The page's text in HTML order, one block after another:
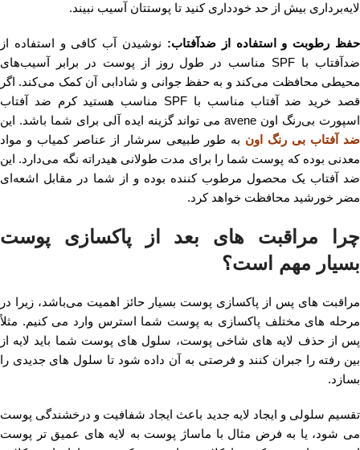
لایه‌برداری بیش از حد خودداری کنید تا پوستتان آسیب نبیند.
حفظ رطوبت و استفاده از ضدآفتاب: نوشیدن آب کافی و استفاده از
ضدآفتاب با SPF مناسب در طول روز از پوست در برابر آسیب‌های
محیطی محافظت می‌کند و به حفظ جوانی و شادابی آن کمک می‌کند. اگر
قصد خرید ضد آفتاب مناسب با SPF مناسب هستید کرم ضد آفتاب
اسپورت بی‌رنگ اون avene می تواند گزینه ایده آلی برای شما باشد. این
ضد آفتاب بی رنگ اون به طور طبیعی سرشار از عناصر کمیاب و مواد
معدنی بوده که پوست شما را برای مدت طولانی هیدراته نگه می‌دارد. این
ضد آفتاب یک محصول مرطوب کننده بوده و از شما در مقابل اشعه‌ای
مضر خورشید محافظت خواهد کرد.
چرا مراقبت های بعد از پاکسازی پوست
بسیار مهم است؟
مراقبت های پس از پاکسازی پوست بسیار حائز اهمیت می‌باشد، زیرا در
مرحله های مختلف پاکسازی به پوست شما استرس وارد می کنیم. مثلاً
پس از حذف لایه های شاخی پوست، سلول های پوست شما باید لایه از
بین رفته را جبران کنند و فرصتی به آن داده شود تا سلول های جدیدی را
بسازد.
تقسیم سلولی و ایجاد لایه جدید باعث ایجاد شفافیت و درخشندگی پوست
می شود، یا به فرض مثال با ماساژ پوست به لایه های عمیق تر پوست